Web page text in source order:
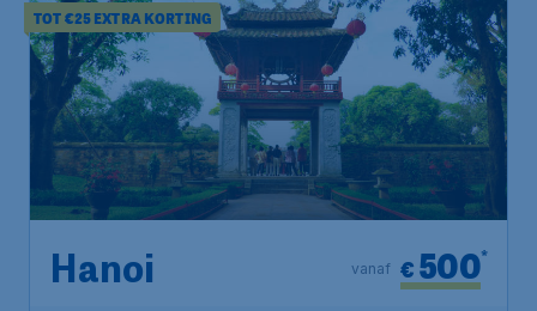
TOT €25 EXTRA KORTING
Hanoi € 500*
vanaf